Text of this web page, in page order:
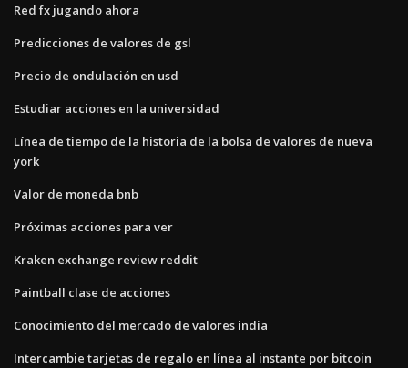
Red fx jugando ahora
Predicciones de valores de gsl
Precio de ondulación en usd
Estudiar acciones en la universidad
Línea de tiempo de la historia de la bolsa de valores de nueva
york
Valor de moneda bnb
Próximas acciones para ver
Kraken exchange review reddit
Paintball clase de acciones
Conocimiento del mercado de valores india
Intercambie tarjetas de regalo en línea al instante por bitcoin